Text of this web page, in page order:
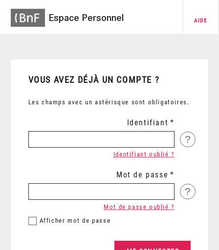
Espace Personnel AIDE
VOUS AVEZ DÉJÀ UN COMPTE ?
Les champs avec un astérisque sont obligatoires.
Identifiant
?
Identifiant oublié ?
Mot de passe
?
Afficher mot de passe
Mot de passe oublié ?